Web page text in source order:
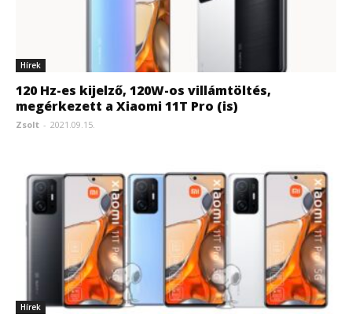
Hírek
120 Hz-es kijelző, 120W-os villámtöltés,
megérkezett a Xiaomi 11T Pro (is)
Zsolt - 2021.09.15.
Hírek